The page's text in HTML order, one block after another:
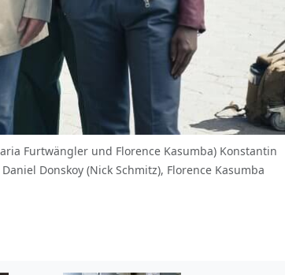
Furtwängler und Florence Kasumba) Konstantin
Donskoy (Nick Schmitz), Florence Kasumba